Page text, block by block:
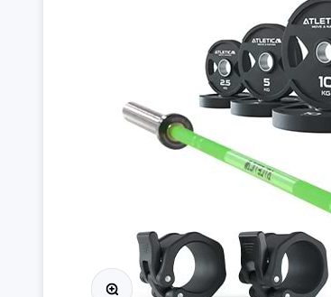
Afbeelding vergroten